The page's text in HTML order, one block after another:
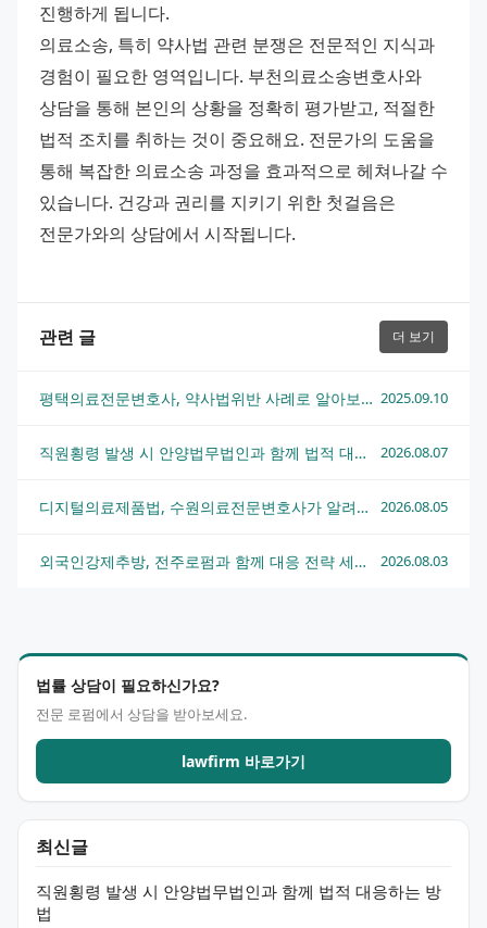
법률 상담이 필요하신가요?
전문 로펌에서 상담을 받아보세요.
lawfirm 바로가기
최신글
직원횡령 발생 시 안양법무법인과 함께 법적 대응하는 방
법
진행하게 됩니다.
의료소송, 특히 약사법 관련 분쟁은 전문적인 지식과
경험이 필요한 영역입니다. 부천의료소송변호사와
상담을 통해 본인의 상황을 정확히 평가받고, 적절한
법적 조치를 취하는 것이 중요해요. 전문가의 도움을
통해 복잡한 의료소송 과정을 효과적으로 헤쳐나갈 수
있습니다. 건강과 권리를 지키기 위한 첫걸음은
전문가와의 상담에서 시작됩니다.
관련 글 더 보기
평택의료전문변호사, 약사법위반 사례로 알아보는 효과적 대응전략 2025.09.10
직원횡령 발생 시 안양법무법인과 함께 법적 대응하는 방법 2026.08.07
디지털의료제품법, 수원의료전문변호사가 알려주는 핵심 쟁점과 대응 전략 2026.08.05
외국인강제추방, 전주로펌과 함께 대응 전략 세우는 법 2026.08.03